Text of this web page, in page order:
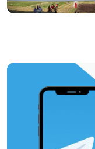
https://t.me/minskctvby